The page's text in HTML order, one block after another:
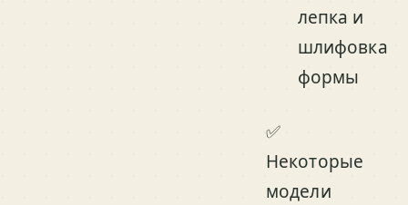
лепка и
шлифовка
формы
✅
Некоторые
модели